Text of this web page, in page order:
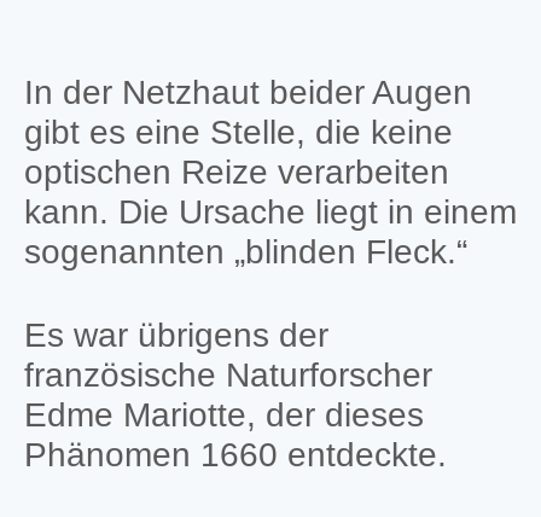
In der Netzhaut beider Augen
gibt es eine Stelle, die keine
optischen Reize verarbeiten
kann. Die Ursache liegt in einem
sogenannten „blinden Fleck.“
Es war übrigens der
französische Naturforscher
Edme Mariotte, der dieses
Phänomen 1660 entdeckte.